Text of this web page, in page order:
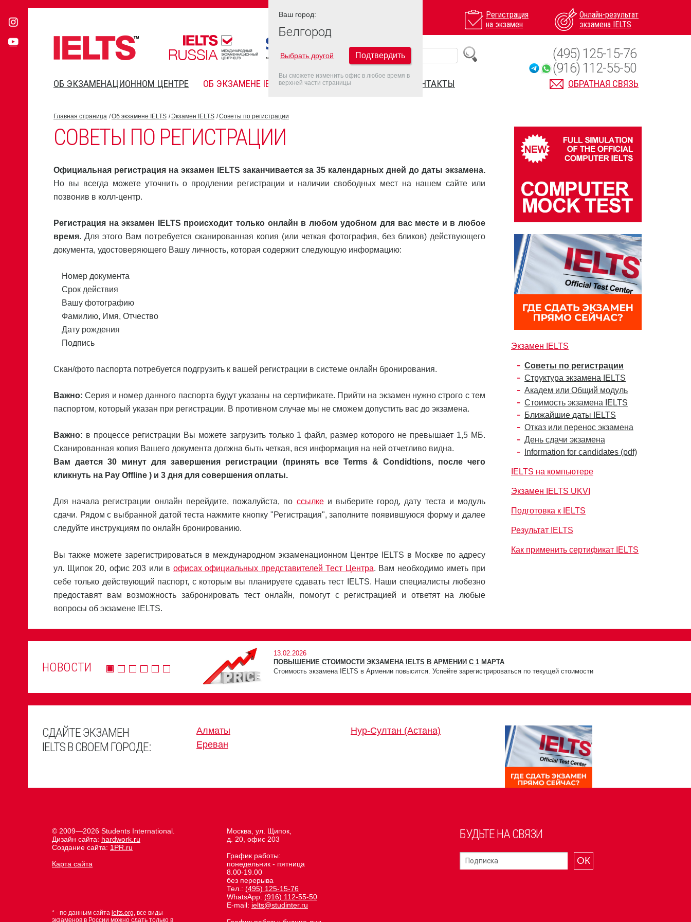
Регистрация
на экзамен
Онлайн-результат
экзамена IELTS
ОБ ЭКЗАМЕНАЦИОННОМ ЦЕНТРЕ ОБ ЭКЗАМЕНЕ IELTS FAQ ДАТЫ IELTS 2022 КОНТАКТЫ ОБРАТНАЯ СВЯЗЬ
(495) 125-15-76
(916) 112-55-50
Главная страница Об экзамене IELTS Экзамен IELTS Советы по регистрации
СОВЕТЫ ПО РЕГИСТРАЦИИ
Официальная регистрация на экзамен IELTS заканчивается за 35 календарных дней до даты экзамена.
Но вы всегда можете уточнить о продлении регистрации и наличии свободных мест на нашем сайте или
позвонив в колл-центр.
Регистрация на экзамен IELTS происходит только онлайн в любом удобном для вас месте и в любое
время. Для этого Вам потребуется сканированная копия (или четкая фотография, без бликов) действующего
документа, удостоверяющего Вашу личность, которая содержит следующую информацию:
Номер документа
Срок действия
Вашу фотографию
Фамилию, Имя, Отчество
Дату рождения
Подпись
Скан/фото паспорта потребуется подгрузить к вашей регистрации в системе онлайн бронирования.
Важно:Серия и номер данного паспорта будут указаны на сертификате. Прийти на экзамен нужно строго с тем
паспортом, который указан при регистрации. В противном случае мы не сможем допустить вас до экзамена.
Важно: в процессе регистрации Вы можете загрузить только 1 файл, размер которого не превышает 1,5 МБ.
Сканированная копия Вашего документа должна быть четкая, вся информация на ней отчетливо видна.
Вам дается 30 минут для завершения регистрации (принять все Terms & Condidtions, после чего
кликнуть на Pay Offline ) и 3 дня для совершения оплаты.
Для начала регистрации онлайн перейдите, пожалуйста, по ссылкеи выберите город, дату теста и модуль
сдачи. Рядом с выбранной датой теста нажмите кнопку "Регистрация", заполните появившуюся форму и далее
следуйте инструкциям по онлайн бронированию.
Вы также можете зарегистрироваться в международном экзаменационном Центре IELTS в Москве по адресу
ул. Щипок 20, офис 203 или в офисах официальных представителей Тест Центра. Вам необходимо иметь при
себе только действующий паспорт, с которым вы планируете сдавать тест IELTS. Наши специалисты любезно
предоставят вам возможность забронировать тест онлайн, помогут с регистрацией и ответят на любые
вопросы об экзамене IELTS.
Экзамен IELTS
Советы по регистрации
Структура экзамена IELTS
Академ или Общий модуль
Стоимость экзамена IELTS
Ближайшие даты IELTS
Отказ или перенос экзамена
День сдачи экзамена
Information for candidates (pdf)
IELTS на компьютере
Экзамен IELTS UKVI
Подготовка к IELTS
Результат IELTS
Как применить сертификат IELTS
НОВОСТИ
13.02.2026
ПОВЫШЕНИЕ СТОИМОСТИ ЭКЗАМЕНА IELTS В АРМЕНИИ С 1 МАРТА
Стоимость экзамена IELTS в Армении повысится. Успейте зарегистрироваться по текущей стоимости
СДАЙТЕ ЭКЗАМЕН
IELTS В СВОЕМ ГОРОДЕ:
Алматы
Ереван
Нур-Султан (Астана)
БУДЬТЕ НА СВЯЗИ
ОК
Москва, ул. Щипок,
д. 20, офис 203
График работы:
понедельник - пятница
8.00-19.00
без перерыва
Тел.: (495) 125-15-76
WhatsApp: (916) 112-55-50
E-mail: ielts@studinter.ru
© 2009—2026 Students International.
Дизайн сайта: hardwork.ru
Создание сайта: 1PR.ru
Карта сайта
* - по данным сайта ielts.org, все виды
экзаменов в России можно сдать только в
Ваш город:
Белгород
Выбрать другой Подтвердить
Вы сможете изменить офис в любое время в
верхней части страницы